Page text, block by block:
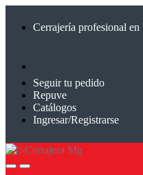
Cerrajería profesional
Seguir tu pedido
Repuve
Catálogos
Ingresar/Registrarse